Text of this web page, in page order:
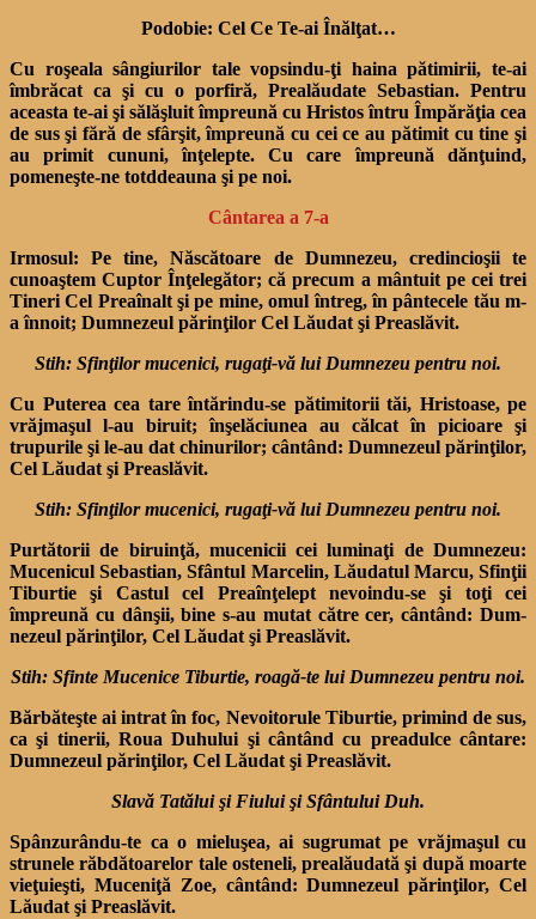
Podobie: Cel Ce Te-ai Înălţat…
Cu roşeala sângiurilor tale vopsindu-ţi haina pătimirii, te-ai
îmbrăcat ca şi cu o porfiră, Prealăudate Sebastian. Pentru
aceasta te-ai şi sălăşluit împreună cu Hristos întru Împă­răţia cea
de sus şi fără de sfârşit, împreună cu cei ce au pătimit cu tine şi
au primit cununi, înţelepte. Cu care împreună dăn­ţuind,
pomeneşte-ne totddeauna şi pe noi.
Cântarea a 7-a
Irmosul:Pe tine, Născătoare de Dumnezeu, credincioşii te
cunoaştem Cuptor Înţelegător; că precum a mântuit pe cei trei
Tineri Cel Preaînalt şi pe mine, omul întreg, în pântecele tău m-
a înnoit; Dumnezeul părinţilor Cel Lăudat şi Preaslăvit.
Stih: Sfinţilor mucenici, rugaţi-vă lui Dumnezeu pentru noi.
Cu Puterea cea tare întărindu-se pătimitorii tăi, Hristoase, pe
vrăjmaşul l-au biruit; înşe­lăciunea au călcat în picioare şi
trupurile şi le-au dat chinurilor; cântând: Dumnezeul părinţilor,
Cel Lăudat şi Preaslăvit.
Stih: Sfinţilor mucenici, rugaţi-vă lui Dumnezeu pentru noi.
Purtătorii de biruinţă, mu­cenicii cei luminaţi de Dum­nezeu:
Mucenicul Sebastian, Sfântul Marcelin, Lăudatul Marcu, Sfinţii
Tiburtie şi Castul cel Preaînţelept nevoindu-se şi toţi cei
împreună cu dânşii, bine s-au mutat către cer, cântând: Dum­
nezeul părinţilor, Cel Lăudat şi Preaslăvit.
Stih: Sfinte Mucenice Tiburtie, roagă-te lui Dumnezeu pentru noi.
Bărbăteşte ai intrat în foc, Nevoitorule Tiburtie, primind de sus,
ca şi tinerii, Roua Du­hului şi cântând cu preadulce cântare:
Dumnezeul părinţilor, Cel Lăudat şi Preaslăvit.
Slavă Tatălui şi Fiului şi Sfântului Duh.
Spânzurându-te ca o mieluşea, ai sugrumat pe vrăjmaşul cu
strunele răbdătoarelor tale osteneli, prealăudată şi după moarte
vieţuieşti, Muceniţă Zoe, cântând: Dumnezeul părinţilor, Cel
Lăudat şi Preaslăvit.